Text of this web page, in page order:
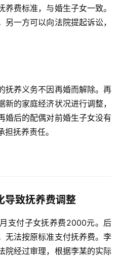
费标准，与婚生子女一致。
一方可以向法院提起诉讼，
抚养义务不因再婚而解除。再
的家庭经济状况进行调整，
婚后的配偶对前婚生子女没有
抚养责任。
导致抚养费调整
支付子女抚养费2000元。后
无法按原标准支付抚养费。李
院经过审理，根据李某的实际